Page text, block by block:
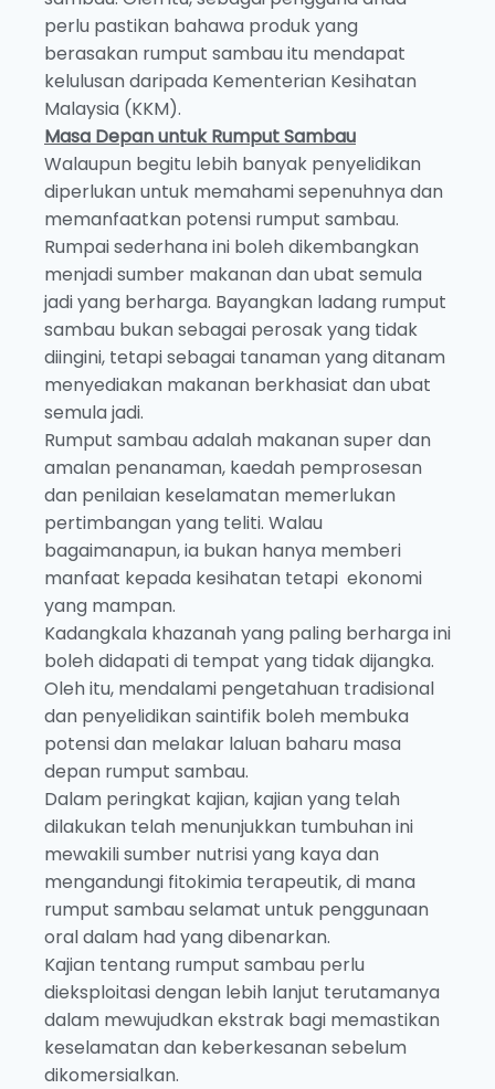
perlu pastikan bahawa produk yang
berasakan rumput sambau itu mendapat
kelulusan daripada Kementerian Kesihatan
Malaysia (KKM).
Masa Depan untuk Rumput Sambau
Walaupun begitu lebih banyak penyelidikan
diperlukan untuk memahami sepenuhnya dan
memanfaatkan potensi rumput sambau.
Rumpai sederhana ini boleh dikembangkan
menjadi sumber makanan dan ubat semula
jadi yang berharga. Bayangkan ladang rumput
sambau bukan sebagai perosak yang tidak
diingini, tetapi sebagai tanaman yang ditanam
menyediakan makanan berkhasiat dan ubat
semula jadi.
Rumput sambau adalah makanan super dan
amalan penanaman, kaedah pemprosesan
dan penilaian keselamatan memerlukan
pertimbangan yang teliti. Walau
bagaimanapun, ia bukan hanya memberi
manfaat kepada kesihatan tetapi ekonomi
yang mampan.
Kadangkala khazanah yang paling berharga ini
boleh didapati di tempat yang tidak dijangka.
Oleh itu, mendalami pengetahuan tradisional
dan penyelidikan saintifik boleh membuka
potensi dan melakar laluan baharu masa
depan rumput sambau.
Dalam peringkat kajian, kajian yang telah
dilakukan telah menunjukkan tumbuhan ini
mewakili sumber nutrisi yang kaya dan
mengandungi fitokimia terapeutik, di mana
rumput sambau selamat untuk penggunaan
oral dalam had yang dibenarkan.
Kajian tentang rumput sambau perlu
dieksploitasi dengan lebih lanjut terutamanya
dalam mewujudkan ekstrak bagi memastikan
keselamatan dan keberkesanan sebelum
dikomersialkan.